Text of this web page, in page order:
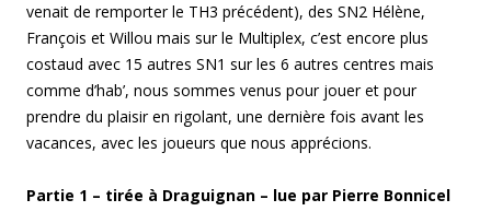
venait de remporter le TH3 précédent), des SN2 Hélène,
François et Willou mais sur le Multiplex, c’est encore plus
costaud avec 15 autres SN1 sur les 6 autres centres mais
comme d’hab’, nous sommes venus pour jouer et pour
prendre du plaisir en rigolant, une dernière fois avant les
vacances, avec les joueurs que nous apprécions.
Partie 1 – tirée à Draguignan – lue par Pierre Bonnicel